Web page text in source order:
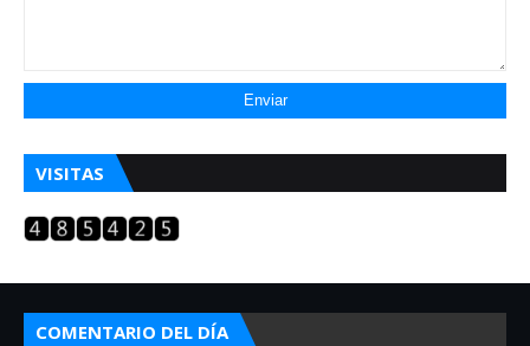
VISITAS
COMENTARIO DEL DÍA